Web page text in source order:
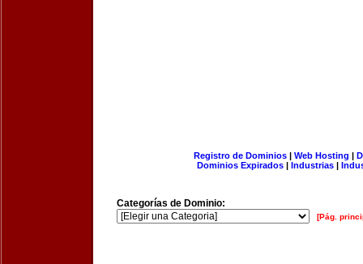
Registro de Dominios| Web Hosting |
Dominios Expirados | Industrias |
Categorías de Dominio:
[Pág.